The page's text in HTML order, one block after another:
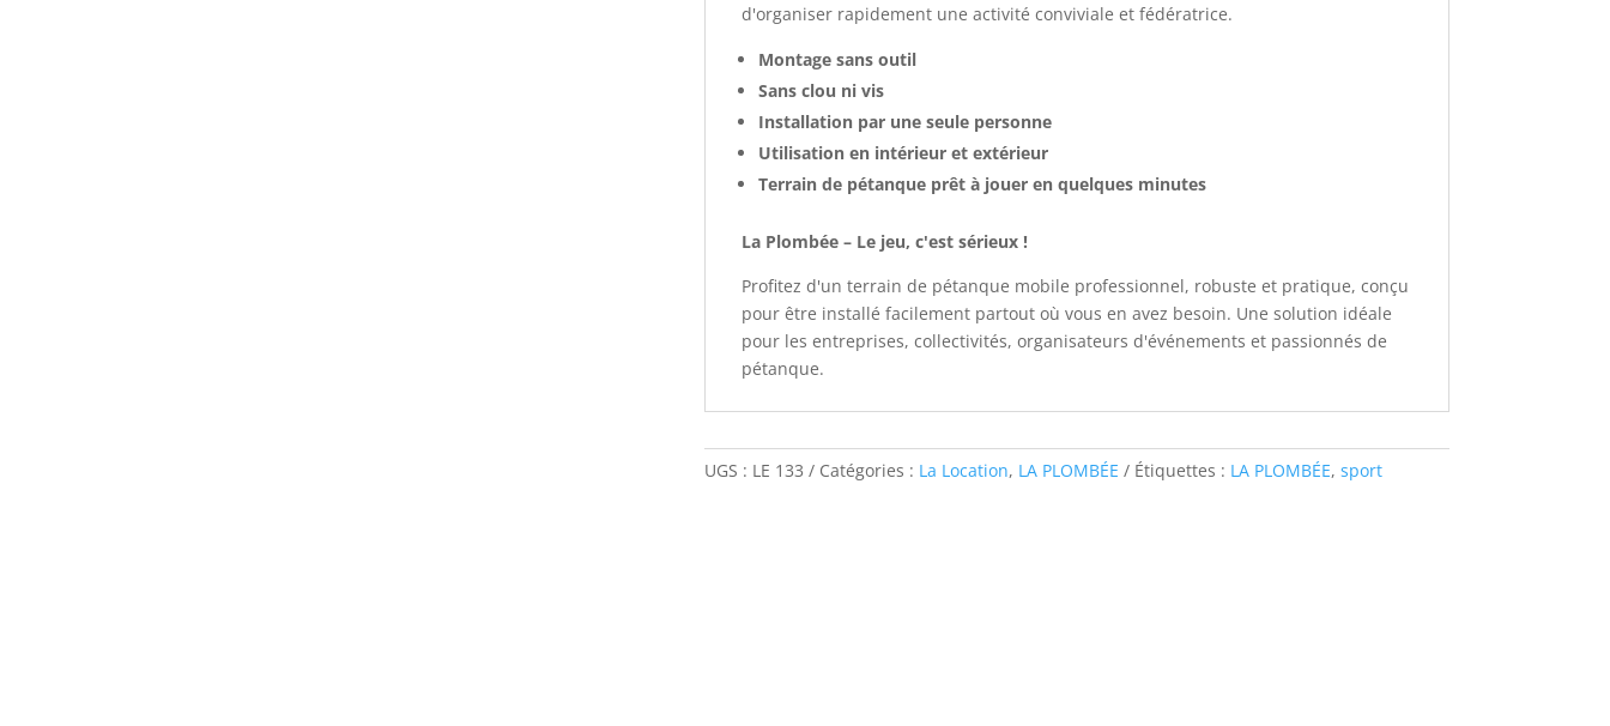
d'organiser rapidement une activité conviviale et fédératrice.
Montage sans outil
Sans clou ni vis
Installation par une seule personne
Utilisation en intérieur et extérieur
Terrain de pétanque prêt à jouer en quelques minutes
La Plombée – Le jeu, c'est sérieux !
Profitez d'un terrain de pétanque mobile professionnel, robuste et pratique, conçu
pour être installé facilement partout où vous en avez besoin. Une solution idéale
pour les entreprises, collectivités, organisateurs d'événements et passionnés de
pétanque.
UGS : LE 133 Catégories : La Location, LA PLOMBÉE Étiquettes : LA PLOMBÉE,sport